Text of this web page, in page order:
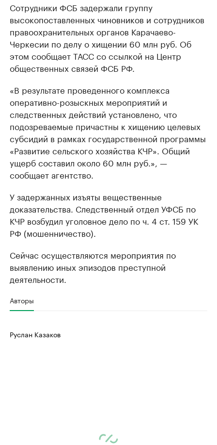
Сотрудники ФСБ задержали группу
высокопоставленных чиновников и сотрудников
правоохранительных органов Карачаево-
Черкесии по делу о хищении 60 млн руб. Об
этом сообщает ТАСС со ссылкой на Центр
общественных связей ФСБ РФ.
«В результате проведенного комплекса
оперативно-розыскных мероприятий и
следственных действий установлено, что
подозреваемые причастны к хищению целевых
субсидий в рамках государственной программы
«Развитие сельского хозяйства КЧР». Общий
ущерб составил около 60 млн руб.», —
сообщает агентство.
У задержанных изъяты вещественные
доказательства. Следственный отдел УФСБ по
КЧР возбудил уголовное дело по ч. 4 ст. 159 УК
РФ (мошенничество).
Сейчас осуществляются мероприятия по
выявлению иных эпизодов преступной
деятельности.
Авторы
Руслан Казаков